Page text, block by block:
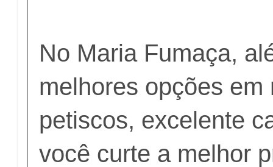
No Maria Fumaça,
melhores opções em
petiscos, excelente
você curte a melhor